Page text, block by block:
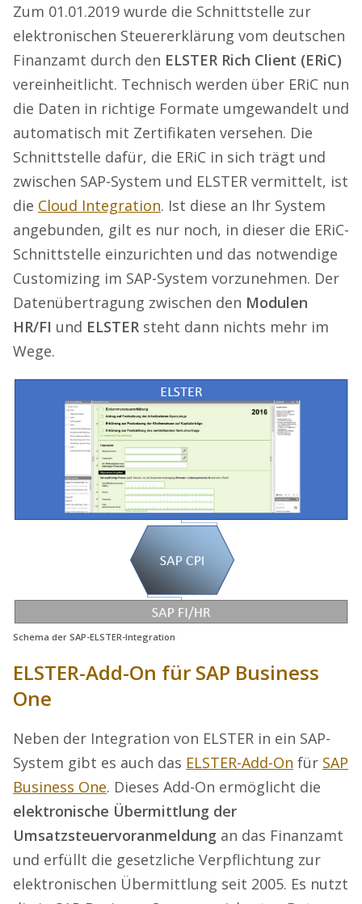
Zum 01.01.2019 wurde die Schnittstelle zur
elektronischen Steuererklärung vom deutschen
Finanzamt durch den ELSTER Rich Client (ERiC)
vereinheitlicht. Technisch werden über ERiC nun
die Daten in richtige Formate umgewandelt und
automatisch mit Zertifikaten versehen. Die
Schnittstelle dafür, die ERiC in sich trägt und
zwischen SAP-System und ELSTER vermittelt, ist
die Cloud Integration. Ist diese an Ihr System
angebunden, gilt es nur noch, in dieser die ERiC-
Schnittstelle einzurichten und das notwendige
Customizing im SAP-System vorzunehmen. Der
Datenübertragung zwischen den Modulen
HR/FI und ELSTER steht dann nichts mehr im
Wege.
Schema der SAP-ELSTER-Integration
ELSTER-Add-On für SAP Business
One
Neben der Integration von ELSTER in ein SAP-
System gibt es auch das ELSTER-Add-On für SAP
Business One. Dieses Add-On ermöglicht die
elektronische Übermittlung der
Umsatzsteuervoranmeldung an das Finanzamt
und erfüllt die gesetzliche Verpflichtung zur
elektronischen Übermittlung seit 2005. Es nutzt